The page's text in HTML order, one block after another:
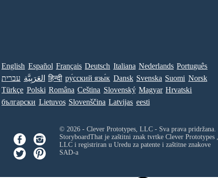
English Español Français Deutsch Italiana Nederlands Português
עברית العَرَبِيَّة हिन्दी ру́сский язы́к Dansk Svenska Suomi Norsk
Türkçe Polski Româna Ceština Slovenský Magyar Hrvatski
български Lietuvos Slovenščina Latvijas eesti
© 2026 - Clever Prototypes, LLC - Sva prava pridržana.
StoryboardThat je zaštitni znak tvrtke Clever Prototypes ,
LLCi registriran u Uredu za patente i zaštitne znakove
SAD-a